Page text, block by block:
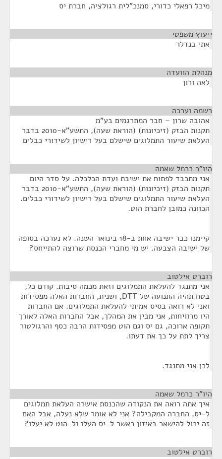
מיכל רפאלי כדורי, סמנכ"לית רגולציה, חברת יס
ייעוץ משפטי
אתי בנדלר
מנהלת הוועדה
לאה ורון
רשמה וערכה
אהובה שרון – חבר המתרגמים בע"מ
תקנות הבזק (זיכיונות) (הוראת שעה), התשע"א-2010 בדבר
העלאת שיעור התמלוגים שישלם בעל רישיון לשידורי כבלים
היו"ר כרמל שאמה
אני מתכבד לפתוח את ישיבת ועדת הכלכלה. על סדר היום
תקנות הבזק (זיכיונות) (הוראת שעה), התשע"א-2010 בדבר
העלאת שיעור התמלוגים שישלם בעל רישיון לשידורי כבלים.
הכוונה כמובן לחברת הוט.
קיימנו כבר ישיבה אחת ב-18 בינואר השנה. לא נערכה בסופה
של ישיבה הצבעה. יש מי מחברי הכנסת שרוצה להתייחס?
רוברט אילטוב
אני מתנגד להעלאת התמלוגים וזאת מכמה סיבות. קודם כל,
בטח תהיה התנועה של DTT, ושנית, החברות האלה מפסידות
ואני לא רואה בסיס אמיתי להעלאת התמלוגים. אם החברות
היו מרוויחות, אני מבין את המהלך, אבל החברות האלה לאורך
תקופה ארוכה, גם יס וגם הוט מפסידות הרבה כסף והרגולטור
צריך לתת על כך את דעתו.
לכן אני מתנגד.
היו"ר כרמל שאמה
איך אתה רואה את הנקודה שהכנסת אישרה העלאת תמלוגים
ל-יס, החברה המקבילה? אני לא אומר שלא נעלה, אבל האם
זה יכול להישאר באיזון כאשר ל-יס העלו ול-הוט לא יעלו?
רוברט אילטוב